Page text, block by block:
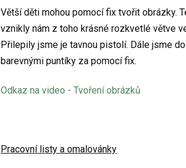
Větší děti mohou pomocí fix tvořit obrázky.
vznikly nám z toho krásné rozkvetlé větve
Přilepily jsme je tavnou pistolí. Dále jsme
barevnými puntíky za pomocí fix.
Odkaz na video - Tvoření obrázků
Pracovní listy a omalovánky